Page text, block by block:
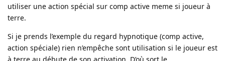
utiliser une action spécial sur comp active meme si joueur à
terre.
Si je prends l’exemple du regard hypnotique (comp active,
action spéciale) rien n’empêche sont utilisation si le joueur est
à terre au débute de son activation. D’où sort le